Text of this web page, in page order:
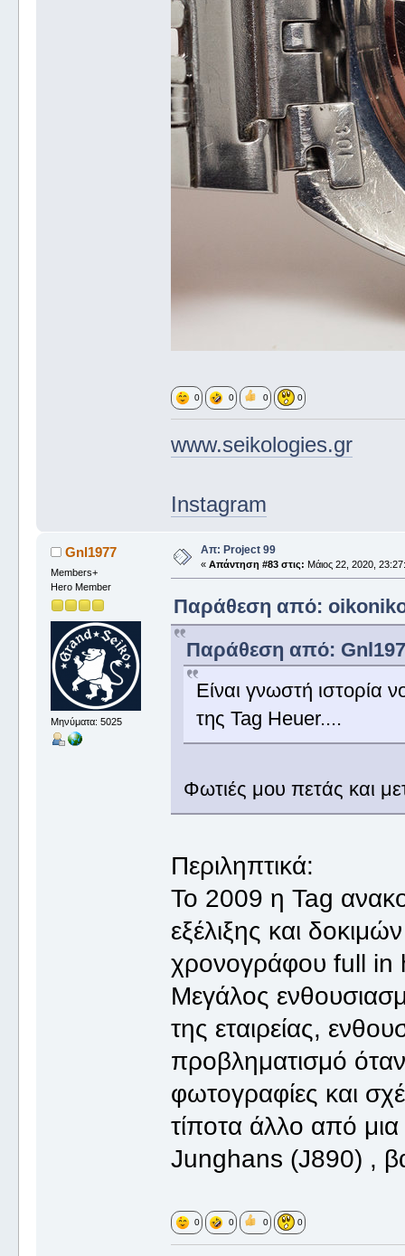
0 0 0 0
www.seikologies.gr
Instagram
Gnl1977
Members+
Hero Member
Μηνύματα: 5025
Απ: Project 99
« Απάντηση #83 στις: Μάιος 22, 2020,
Παράθεση από:
Παράθεση από:
Είναι γνωστή ιστορία
της Tag Heuer....
Φωτιές μου πετάς και
Περιληπτικά:
Το 2009 η Tag
εξέλιξης και
χρονογράφου full in
Μεγάλος
της εταιρείας,
προβληματισμό
φωτογραφίες και
τίποτα άλλο από
Junghans (J890) ,
0 0 0 0